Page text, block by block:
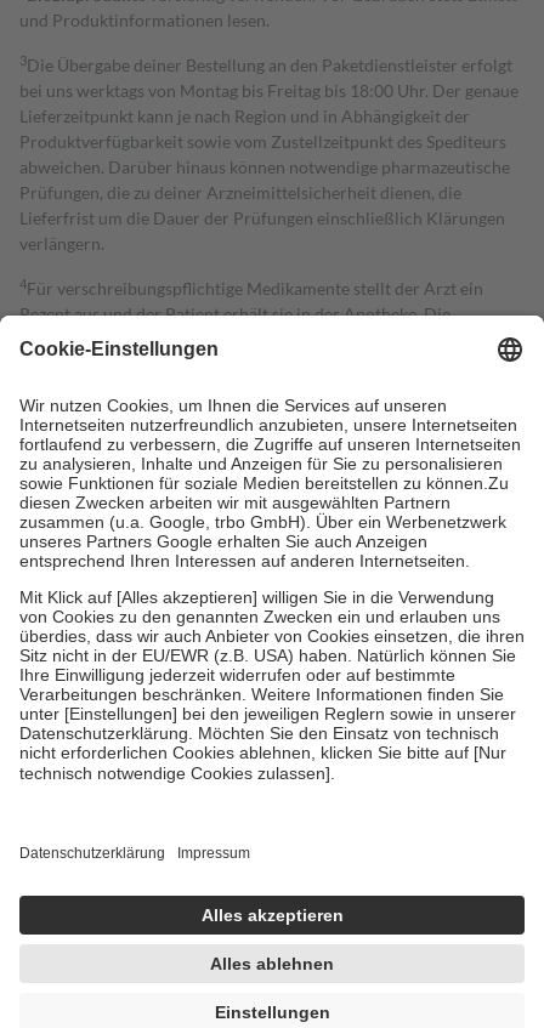
und Produktinformationen lesen.
3Die Übergabe deiner Bestellung an den Paketdienstleister erfolgt
bei uns werktags von Montag bis Freitag bis 18:00 Uhr. Der genaue
Lieferzeitpunkt kann je nach Region und in Abhängigkeit der
Produktverfügbarkeit sowie vom Zustellzeitpunkt des Spediteurs
abweichen. Darüber hinaus können notwendige pharmazeutische
Prüfungen, die zu deiner Arzneimittelsicherheit dienen, die
Lieferfrist um die Dauer der Prüfungen einschließlich Klärungen
verlängern.
4Für verschreibungspflichtige Medikamente stellt der Arzt ein
Rezept aus und der Patient erhält sie in der Apotheke. Die
gesetzliche Krankenversicherung übernimmt in der Regel die
Kosten dafür, der Versicherte trägt einen Teil davon als Zuzahlung
Grundsätzlich leisten Mitglieder Zuzahlungen in Höhe von zehn
Prozent des Abgabepreises,mindestens jedochfünf Euround
höchstens zehn Euro.Es sind jedoch nie mehr als die tatsächlichen
Kosten der Leistung zu entrichten.
Diese Regeln gelten grundsätzlich auch für Online-Apotheken.
Bei Heilmitteln und häuslicher Krankenpflege beträgt die
Zuzahlung zehn Prozent der Kosten sowie zehn Euro je
Verordnung.
Um das Engagement der Versicherten für ihre eigene Gesundheit zu
stärken und die besondere Stellung der Familie zu unterstützen,
fallenkeine Zuzahlungenan bei:
• Kindern und Jugendlichen bis zum vollendeten 18. Lebensjahr
mit Ausnahme der Fahrkosten
• Untersuchungen zur Vorsorge und Früherkennung, die von der
GKV getragen werden
Einholung von Bewertungen. Trusted Shops hat Maßnahmen
getroffen, um sicherzustellen, dass es sich um echte Bewertungen
handelt. Mehr Informationen findest du hier:
https://help.etrusted.com/hc/de/articles/4419944605341